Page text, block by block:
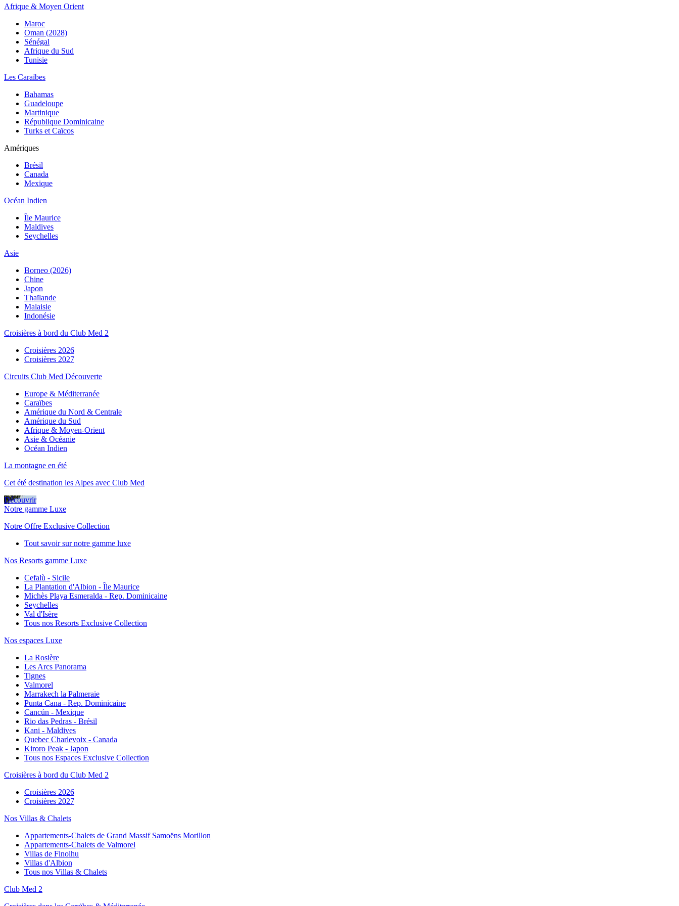
Afrique & Moyen Orient
Maroc
Oman (2028)
Sénégal
Afrique du Sud
Tunisie
Les Caraïbes
Bahamas
Guadeloupe
Martinique
République Dominicaine
Turks et Caïcos
Amériques
Brésil
Canada
Mexique
Océan Indien
Île Maurice
Maldives
Seychelles
Asie
Borneo (2026)
Chine
Japon
Thaïlande
Malaisie
Indonésie
Croisières à bord du Club Med 2
Croisières 2026
Croisières 2027
Circuits Club Med Découverte
Europe & Méditerranée
Caraïbes
Amérique du Nord & Centrale
Amérique du Sud
Afrique & Moyen-Orient
Asie & Océanie
Océan Indien
La montagne en été
Cet été destination les Alpes avec Club Med
Découvrir
Notre gamme Luxe
Notre Offre Exclusive Collection
Tout savoir sur notre gamme luxe
Nos Resorts gamme Luxe
Cefalù - Sicile
La Plantation d'Albion - Île Maurice
Michès Playa Esmeralda - Rep. Dominicaine
Seychelles
Val d'Isère
Tous nos Resorts Exclusive Collection
Nos espaces Luxe
La Rosière
Les Arcs Panorama
Tignes
Valmorel
Marrakech la Palmeraie
Punta Cana - Rep. Dominicaine
Cancún - Mexique
Rio das Pedras - Brésil
Kani - Maldives
Quebec Charlevoix - Canada
Kiroro Peak - Japon
Tous nos Espaces Exclusive Collection
Croisières à bord du Club Med 2
Croisières 2026
Croisières 2027
Nos Villas & Chalets
Appartements-Chalets de Grand Massif Samoëns Morillon
Appartements-Chalets de Valmorel
Villas de Finolhu
Villas d'Albion
Tous nos Villas & Chalets
Club Med 2